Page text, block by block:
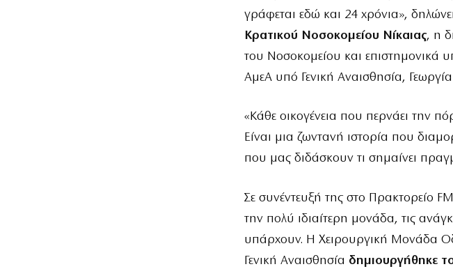
γράφεται εδώ και 24 χρόνια»,
Κρατικού Νοσοκομείου Νίκαιας, η
του Νοσοκομείου και
ΑμεΑ υπό Γενική Αναισθησία,
«Κάθε οικογένεια που περνάει την
Είναι μια ζωντανή ιστορία που
που μας διδάσκουν τι σημαίνει
Σε συνέντευξή της στο Πρακτορείο
την πολύ ιδιαίτερη μονάδα, τις
υπάρχουν. Η Χειρουργική Μονάδα
Γενική Αναισθησία δημιουργήθηκε